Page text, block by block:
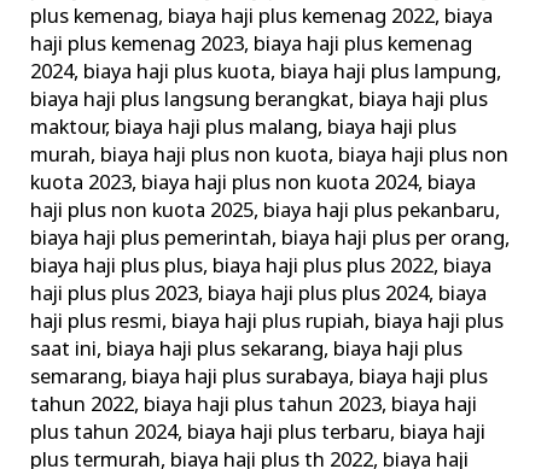
plus kemenag, biaya haji plus kemenag 2022, biaya
haji plus kemenag 2023, biaya haji plus kemenag
2024, biaya haji plus kuota, biaya haji plus lampung,
biaya haji plus langsung berangkat, biaya haji plus
maktour, biaya haji plus malang, biaya haji plus
murah, biaya haji plus non kuota, biaya haji plus non
kuota 2023, biaya haji plus non kuota 2024, biaya
haji plus non kuota 2025, biaya haji plus pekanbaru,
biaya haji plus pemerintah, biaya haji plus per orang,
biaya haji plus plus, biaya haji plus plus 2022, biaya
haji plus plus 2023, biaya haji plus plus 2024, biaya
haji plus resmi, biaya haji plus rupiah, biaya haji plus
saat ini, biaya haji plus sekarang, biaya haji plus
semarang, biaya haji plus surabaya, biaya haji plus
tahun 2022, biaya haji plus tahun 2023, biaya haji
plus tahun 2024, biaya haji plus terbaru, biaya haji
plus termurah, biaya haji plus th 2022, biaya haji